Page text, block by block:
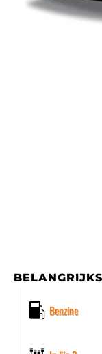
Benzine